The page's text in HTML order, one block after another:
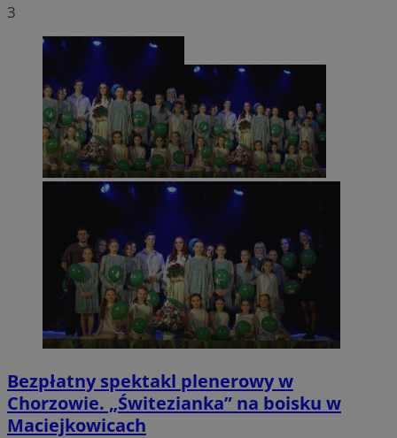
3
Bezpłatny spektakl plenerowy w
Chorzowie. „Świtezianka” na boisku w
Maciejkowicach